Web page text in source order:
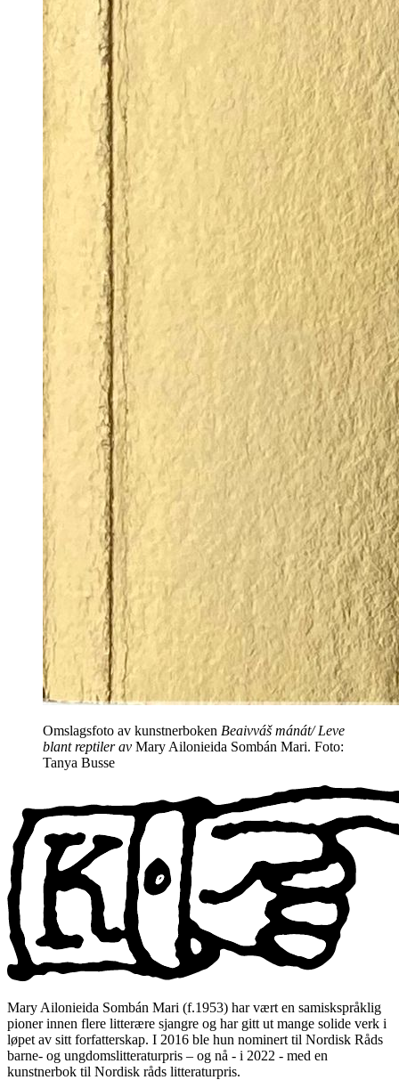
Omslagsfoto av kunstnerboken Beaivváš mánát/ Leve
blant reptiler av Mary Ailonieida Sombán Mari. Foto:
Tanya Busse
Mary Ailonieida Sombán Mari (f.1953) har vært en samiskspråklig
pioner innen flere litterære sjangre og har gitt ut mange solide verk i
løpet av sitt forfatterskap. I 2016 ble hun nominert til Nordisk Råds
barne- og ungdomslitteraturpris – og nå - i 2022 - med en
kunstnerbok til Nordisk råds litteraturpris.